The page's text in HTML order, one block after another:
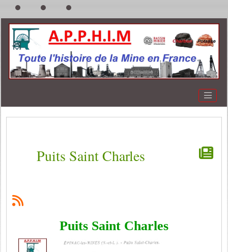
Puits Saint Charles
Puits Saint Charles